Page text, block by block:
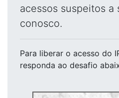
acessos suspeitos a
conosco.
Para liberar o acesso do
responda ao desafio